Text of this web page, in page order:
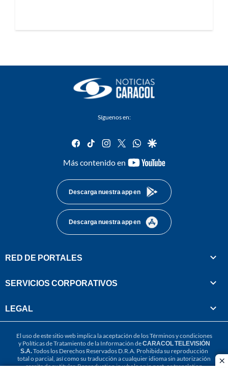
Síguenos en:
facebook
tiktok instagram
twitterwhatsapp
google
Más contenido en
youtube-
Descarga nuestra app en
Descarga nuestra app en
RED DE PORTALES
SERVICIOS CORPORATIVOS
LEGAL
El uso de este sitio web implica la aceptación de losTérminos y condiciones
y Políticas de Tratamiento de la Información deCARACOL TELEVISIÓN
S.A.Todos los Derechos Reservados D.R.A. Prohibida su reproducción
total o parcial, así como su traducción a cualquier idioma sin autorización
escrita de su titular. Reproduction in whole or in part, or translation